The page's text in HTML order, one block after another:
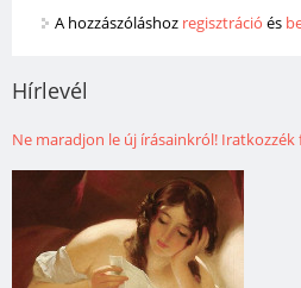
A hozzászóláshoz regisztráció és
Hírlevél
Ne maradjon le új írásainkról!